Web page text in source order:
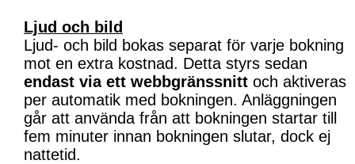
Ljud och bild
Ljud- och bild bokas separat för varje bokning
mot en extra kostnad. Detta styrs sedan
endast via ett webbgränssnitt och aktiveras
per automatik med bokningen. Anläggningen
går att använda från att bokningen startar till
fem minuter innan bokningen slutar, dock ej
nattetid.